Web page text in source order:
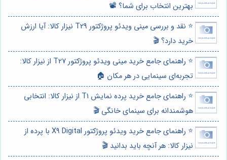
بهترین انتخاب برای شما؟ 📽️
⭐️ نقد و بررسی مینی ویدئو پروژکتور T29 نیزار کالا: آیا ارزش
خرید دارد؟ 🎬
⭐️ راهنمای جامع خرید مینی ویدئو پروژکتور T27 از نیزار کالا:
تجربه‌ای سینمایی در هر مکان 🏠
⭐️ راهنمای جامع خرید پرده نمایش T1 از نیزار کالا: انتخابی
هوشمندانه برای سینمای خانگی 🎬
⭐️ راهنمای جامع خرید ویدئو پروژکتور X9 Digital با پرده از
نیزار کالا: هر آنچه باید بدانید 🎬